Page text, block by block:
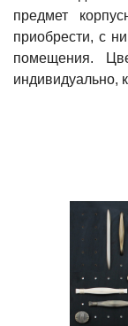
предмет
приобрести, с
помещения.
индивидуально,